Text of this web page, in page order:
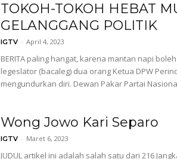
TOKOH-TOKOH HEBAT
GELANGGANG POLITIK
IGTV - April 4, 2023
BERITA paling hangat, karena mantan napi
legeslator (bacaleg) dua orang Ketua DPW
mengundurkan diri. Dewan Pakar Partai
Wong Jowo Kari Separo
IGTV - Maret 6, 2023
JUDUL artikel ini adalah salah satu dari 216